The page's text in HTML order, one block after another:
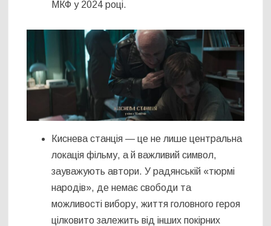
МКФ у 2024 році.
Киснева станція — це не лише центральна
локація фільму, а й важливий символ,
зауважують автори. У радянській «тюрмі
народів», де немає свободи та
можливості вибору, життя головного героя
цілковито залежить від інших покірних